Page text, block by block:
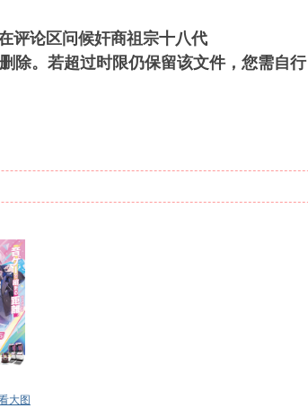
评论区问候奸商祖宗十八代
除。若超过时限仍保留该文件，您需自行
大图